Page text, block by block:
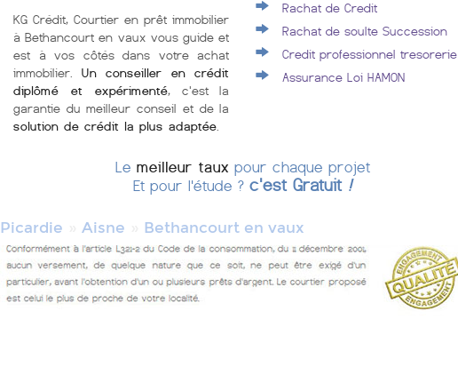
KG Crédit, Courtier en prêt immobilier
à Bethancourt en vaux vous guide et
est à vos côtés dans votre achat
immobilier. Un conseiller en crédit
diplômé et expérimenté, c'est la
garantie du meilleur conseil et de la
solution de crédit la plus adaptée
Rachat de Credit
Rachat de soulte Succession
Credit professionnel tresorerie
Assurance Loi HAMON
Le meilleur taux pour chaque projet
Et pour l'étude ?c'est Gratuit !
Picardie Aisne Bethancourt en vaux